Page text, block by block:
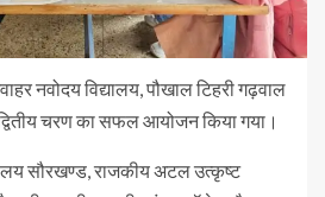
नवोदय विद्यालय, पौखाल टिहरी गढ़वाल
चरण का सफल आयोजन किया गया।
सौरखण्ड, राजकीय अटल उत्कृष्ट